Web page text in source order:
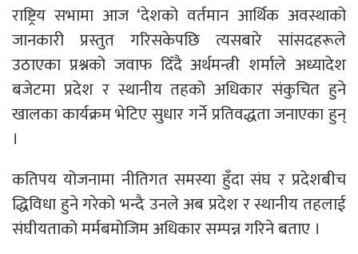
राष्ट्रिय सभामा आज ‘देशको वर्तमान आर्थिक अवस्थाको
जानकारी प्रस्तुत गरिसकेपछि त्यसबारे सांसदहरूले
उठाएका प्रश्नको जवाफ दिँदै अर्थमन्त्री शर्माले अध्यादेश
बजेटमा प्रदेश र स्थानीय तहको अधिकार संकुचित हुने
खालका कार्यक्रम भेटिए सुधार गर्ने प्रतिवद्धता जनाएका हुन्
।
कतिपय योजनामा नीतिगत समस्या हुँदा संघ र प्रदेशबीच
द्धिविधा हुने गरेको भन्दै उनले अब प्रदेश र स्थानीय तहलाई
संघीयताको मर्मबमोजिम अधिकार सम्पन्न गरिने बताए ।